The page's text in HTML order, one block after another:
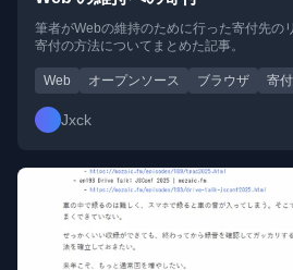
筆者がWebの維持のために行った寄付先の
寄付の方法についてまとめた記事。
Web オープンソース ブラウザ 寄付
Jxck